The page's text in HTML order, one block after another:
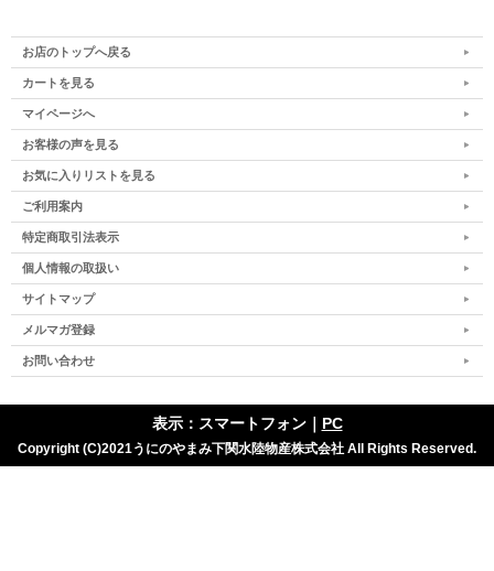
お店のトップへ戻る
カートを見る
マイページへ
お客様の声を見る
お気に入りリストを見る
ご利用案内
特定商取引法表示
個人情報の取扱い
サイトマップ
メルマガ登録
お問い合わせ
表示：スマートフォン｜ PC
Copyright (C)2021うにのやまみ下関水陸物産株式会社 All Rights Reserved.